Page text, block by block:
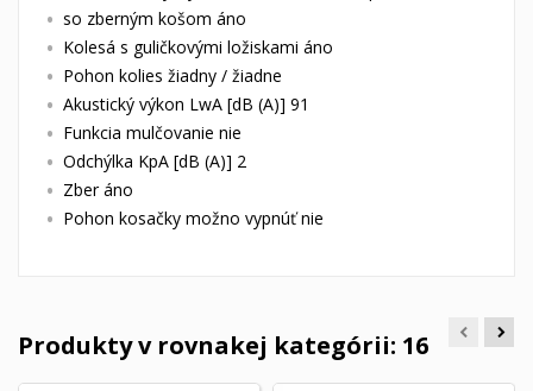
so zberným košom áno
Kolesá s guličkovými ložiskami áno
Pohon kolies žiadny / žiadne
Akustický výkon LwA [dB (A)] 91
Funkcia mulčovanie nie
Odchýlka KpA [dB (A)] 2
Zber áno
Pohon kosačky možno vypnúť nie
Produkty v rovnakej kategórii: 16